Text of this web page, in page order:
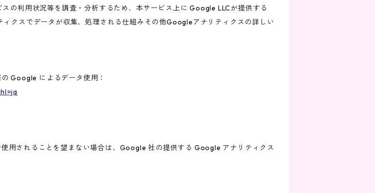
の利用状況等を調査・分析するため、本サービス上に Google LLCが提供する
クスでデータが収集、処理される仕組みその他Googleアナリティクスの詳しい
Google によるデータ使用：
用されることを望まない場合は、Google 社の提供する Google アナリティクス